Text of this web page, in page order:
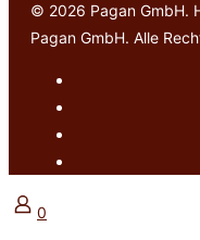
© 2026 Pagan GmbH.
Pagan GmbH. Alle
0